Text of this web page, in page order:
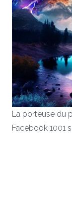
La porteuse du
Facebook 1001